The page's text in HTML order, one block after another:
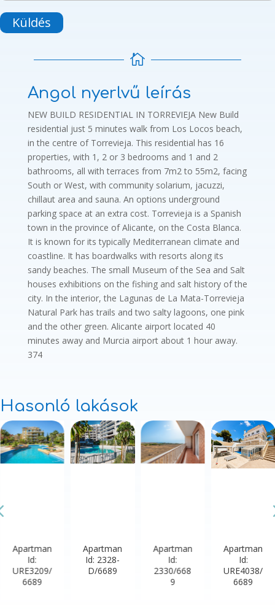
Küldés

Angol nyerlvű leírás
NEW BUILD RESIDENTIAL IN TORREVIEJA New Build
residential just 5 minutes walk from Los Locos beach,
in the centre of Torrevieja. This residential has 16
properties, with 1, 2 or 3 bedrooms and 1 and 2
bathrooms, all with terraces from 7m2 to 55m2, facing
South or West, with community solarium, jacuzzi,
chillaut area and sauna. An options underground
parking space at an extra cost. Torrevieja is a Spanish
town in the province of Alicante, on the Costa Blanca.
It is known for its typically Mediterranean climate and
coastline. It has boardwalks with resorts along its
sandy beaches. The small Museum of the Sea and Salt
houses exhibitions on the fishing and salt history of the
city. In the interior, the Lagunas de La Mata-Torrevieja
Natural Park has trails and two salty lagoons, one pink
and the other green. Alicante airport located 40
minutes away and Murcia airport about 1 hour away.
374
Hasonló lakások
Apartman
D/6689
Apartman
2330/668
Apartman
URE4038/